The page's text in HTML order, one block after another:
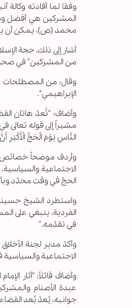
وفقا لما أفادته وكالة
المشركين هي أفضل
محمد (ص)، يمكن أن
أشار إلى ذلك، حجة
من المشركين" في
وقال: من المصطلحات
الإبراهيمي".
وأضاف: "تُعدّ هاتان
مشيراً إلى قوله تعالى
النَّاسِ یَوْمَ الْحَجِّ
وأردف موضحاً خصائص
الاجتماعية
الحجّ في وقت محدّد
واستطرد الشيخ حسيني
الفردية، ينبغي على
في تقدّمه."
وأكدّ مدير لجنة
الاجتماعية
وأضاف قائلاً: "أثار
عبدة الأصنام
جوانبه، يُعدّ بُعد